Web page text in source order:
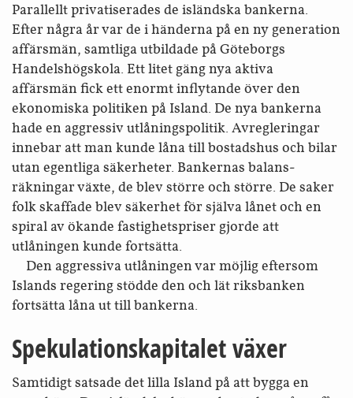
Parallellt privatiserades de isländska bankerna.
Efter några år var de i händerna på en ny generation
affärsmän, samtliga utbildade på Göteborgs
Handels­högskola. Ett litet gäng nya aktiva
affärsmän fick ett enormt inflytande över den
ekonomiska politiken på Island. De nya bankerna
hade en aggressiv utlånings­politik. Av­regleringar
innebar att man kunde låna till bostadshus och bilar
utan egentliga säkerheter. Bankernas balans­
räkningar växte, de blev större och större. De saker
folk skaffade blev säkerhet för själva lånet och en
spiral av ökande fastighets­priser gjorde att
utlåningen kunde fortsätta.
Den aggressiva utlåningen var möjlig eftersom
Islands regering stödde den och lät riks­banken
fortsätta låna ut till bankerna.
Spekulationskapitalet växer
Samtidigt satsade det lilla Island på att bygga en